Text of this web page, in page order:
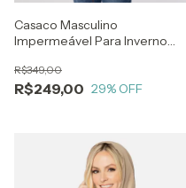
Casaco Masculino
Impermeável Para Inverno
R$249,00
R$349,00
29% OFF